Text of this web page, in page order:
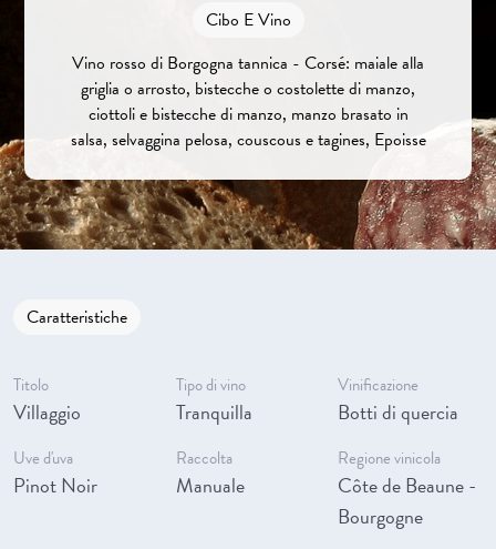
Cibo E Vino
Vino rosso di Borgogna tannica - Corsé: maiale alla
griglia o arrosto, bistecche o costolette di manzo,
ciottoli e bistecche di manzo, manzo brasato in
salsa, selvaggina pelosa, couscous e tagines, Epoisse
Caratteristiche
Titolo
Villaggio
Tipo di vino
Tranquilla
Vinificazione
Botti di quercia
Uve d'uva
Pinot Noir
Raccolta
Manuale
Regione vinicola
Côte de Beaune -
Bourgogne